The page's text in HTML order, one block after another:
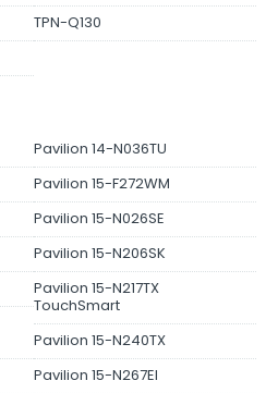
TPN-Q130
Pavilion 14-N036TU
Pavilion 15-F272WM
Pavilion 15-N026SE
Pavilion 15-N206SK
Pavilion 15-N217TX
TouchSmart
Pavilion 15-N240TX
Pavilion 15-N267EI